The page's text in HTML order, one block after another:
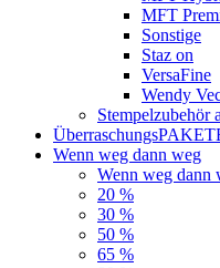
MFT
Sonstige
Staz on
VersaFine
Wendy
Stempelzubehör
Wenn weg dann weg
Wenn weg dann
20 %
30 %
50 %
65 %